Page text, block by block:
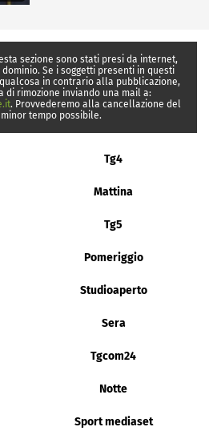
sezione sono stati presi da internet,
Se i soggetti presenti in questi
in contrario alla pubblicazione,
di rimozione inviando una mail a:
. Provvederemo alla cancellazione del
tempo possibile.
Tg4
Mattina
Tg5
Pomeriggio
Studioaperto
Sera
Tgcom24
Notte
Sport mediaset